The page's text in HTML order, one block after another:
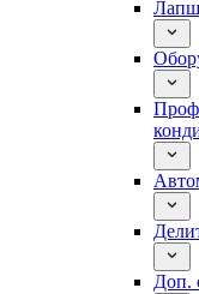
Доп.